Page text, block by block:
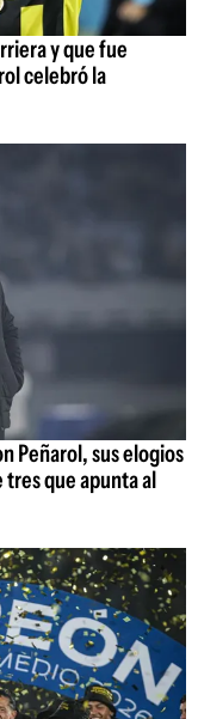
y que fue
celebró la
Peñarol, sus elogios
tres que apunta al